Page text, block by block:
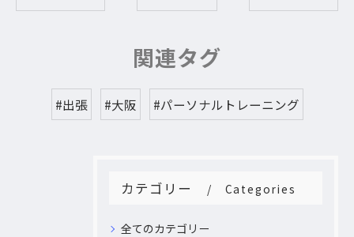
関連タグ
#出張 #大阪 #パーソナルトレーニング
カテゴリー Categories
全てのカテゴリー